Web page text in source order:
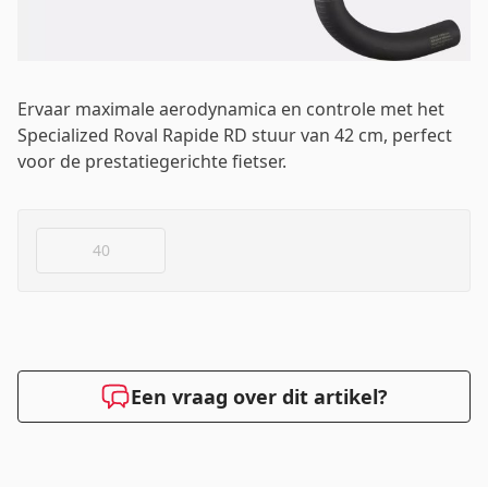
Ervaar maximale aerodynamica en controle met het
Specialized Roval Rapide RD stuur van 42 cm, perfect
voor de prestatiegerichte fietser.
40
Een vraag over dit artikel?
Inloggen